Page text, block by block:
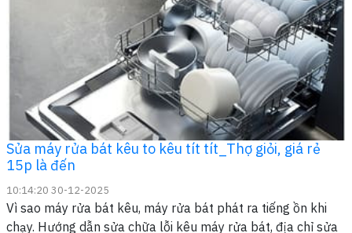
Sửa máy rửa bát kêu to kêu tít tít_Thợ giỏi, giá rẻ
15p là đến
10:14:20 30-12-2025
Vì sao máy rửa bát kêu, máy rửa bát phát ra tiếng ồn khi
chạy. Hướng dẫn sửa chữa lỗi kêu máy rửa bát, địa chỉ sửa